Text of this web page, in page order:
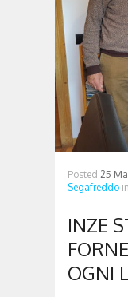
Posted 25
Segafreddo in
INZE
OGNI